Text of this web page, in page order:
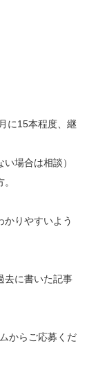
に15本程度、継
場合は相談）
かりやすいよう
去に書いた記事
からご応募くだ